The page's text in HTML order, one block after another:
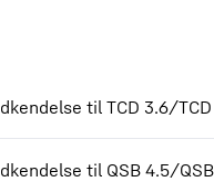
til TCD 3.6/
til QSB 4.5/